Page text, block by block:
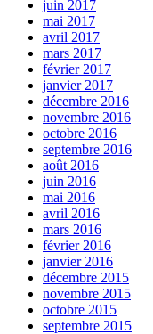
juin 2017
mai 2017
avril 2017
mars 2017
février 2017
janvier 2017
décembre 2016
novembre 2016
octobre 2016
septembre 2016
août 2016
juin 2016
mai 2016
avril 2016
mars 2016
février 2016
janvier 2016
décembre 2015
novembre 2015
octobre 2015
septembre 2015